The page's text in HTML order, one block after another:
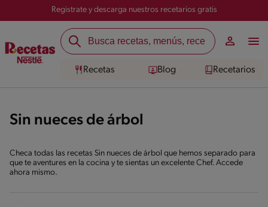
Registrate y descarga nuestros recetarios gratis
Recetas Blog Recetarios
Sin nueces de árbol
Checa todas las recetas Sin nueces de árbol que hemos separado para
que te aventures en la cocina y te sientas un excelente Chef. Accede
ahora mismo.